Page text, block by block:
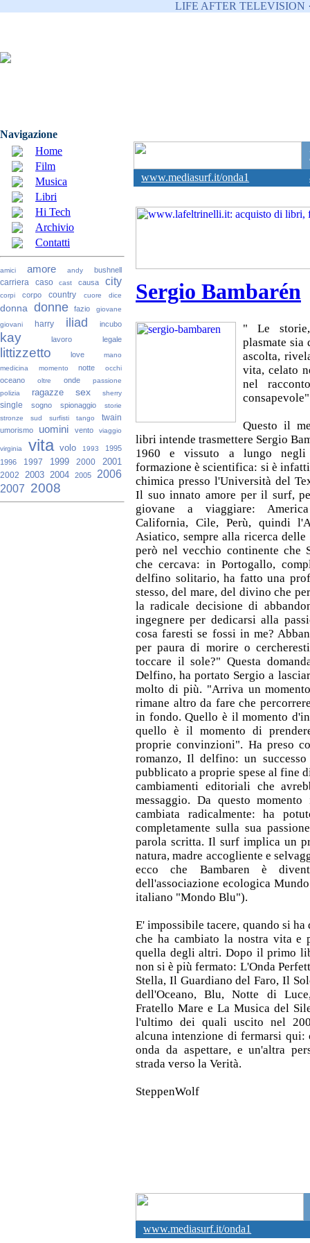
LIFE AFTER TELEVISION
Navigazione
Home
Film
Musica
Libri
Hi Tech
Archivio
Contatti
amici amore andy bushnell
carriera caso cast causa city
corpi corpo country cuore dice
donna donne fazio
giovane
giovani
harry iliad incubo
kay lavoro legale
littizzetto love
mano
medicina
momento notte occhi
oceano oltre onde
passione
polizia
ragazze sex sherry
single sogno spionaggio
storie
stronze
sud surfisti tango
twain
umorismo
uomini vento viaggio
virginia vita volo 1993
1995
1996
1997 1999 2000 2001
2002 2003 2004 2005
2006
2007 2008
www.mediasurf.it/onda1
Sergio Bambarén
" Le
plasmate sia
ascolta,
vita, celato
nel
Questo il
libri intende trasmettere Sergio
1960 e vissuto a lungo
formazione è scientifica: si è
chimica presso l'Università del
Il suo innato amore per il surf,
giovane a viaggiare:
California, Cile, Perù, quindi
Asiatico, sempre alla ricerca
però nel vecchio continente che
che cercava: in Portogallo,
delfino solitario, ha fatto una
stesso, del mare, del divino che
la radicale decisione di
ingegnere per dedicarsi alla
cosa faresti se fossi in me?
per paura di morire o
toccare il sole?" Questa
Delfino, ha portato Sergio a
molto di più. "Arriva un
rimane altro da fare che
in fondo. Quello è il momento
quello è il momento di
proprie convinzioni". Ha preso
romanzo, Il delfino: un
pubblicato a proprie spese al fine
cambiamenti editoriali che
messaggio. Da questo
cambiata radicalmente: ha
completamente sulla sua
parola scritta. Il surf implica un
natura, madre accogliente e
ecco che Bambaren è
dell'associazione ecologica
italiano "Mondo Blu").
E' impossibile tacere, quando si ha
che ha cambiato la nostra vita e
quella degli altri. Dopo il primo
non si è più fermato: L'Onda
Stella, Il Guardiano del Faro, Il
dell'Oceano, Blu, Notte di
Fratello Mare e La Musica del
l'ultimo dei quali uscito nel
alcuna intenzione di fermarsi qui:
onda da aspettare, e un'altra
strada verso la Verità.
SteppenWolf
www.mediasurf.it/onda1